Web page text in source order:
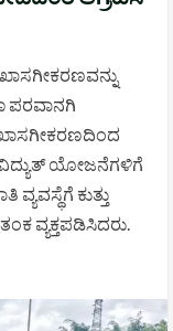
ಪರವಾನಗಿ
ವಿದ್ಯುತ್ ಯೋಜನೆಗಳಿಗೆ
ಕುತ್ತು
ವ್ಯಕ್ತಪಡಿಸಿದರು.